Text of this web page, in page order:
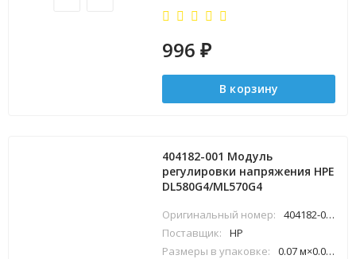
996₽
В корзину
404182-001 Модуль
регулировки напряжения HPE
DL580G4/ML570G4
Оригинальный номер:
404182-001
Поставщик:
HP
Размеры в упаковке:
0.07 м×0.03 м×0.08 м